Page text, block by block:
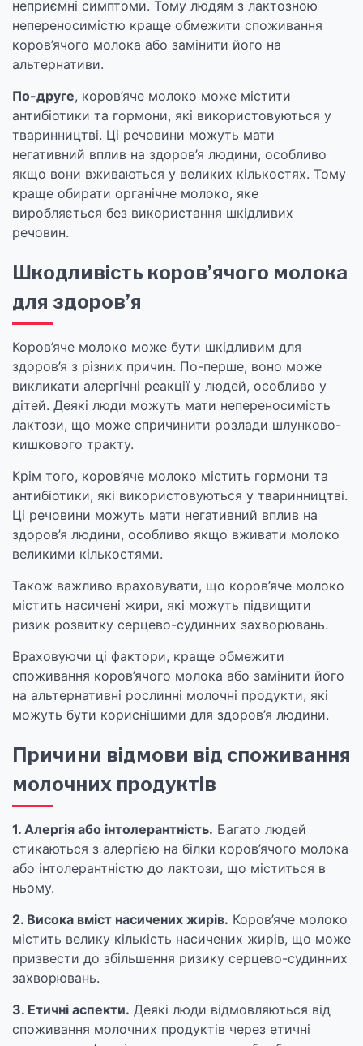
неприємні симптоми. Тому людям з лактозною
непереносимістю краще обмежити споживання
коров’ячого молока або замінити його на
альтернативи.
По-друге, коров’яче молоко може містити
антибіотики та гормони, які використовуються у
тваринництві. Ці речовини можуть мати
негативний вплив на здоров’я людини, особливо
якщо вони вживаються у великих кількостях. Тому
краще обирати органічне молоко, яке
виробляється без використання шкідливих
речовин.
Шкодливість коров’ячого молока
для здоров’я
Коров’яче молоко може бути шкідливим для
здоров’я з різних причин. По-перше, воно може
викликати алергічні реакції у людей, особливо у
дітей. Деякі люди можуть мати непереносимість
лактози, що може спричинити розлади шлунково-
кишкового тракту.
Крім того, коров’яче молоко містить гормони та
антибіотики, які використовуються у тваринництві.
Ці речовини можуть мати негативний вплив на
здоров’я людини, особливо якщо вживати молоко
великими кількостями.
Також важливо враховувати, що коров’яче молоко
містить насичені жири, які можуть підвищити
ризик розвитку серцево-судинних захворювань.
Враховуючи ці фактори, краще обмежити
споживання коров’ячого молока або замінити його
на альтернативні рослинні молочні продукти, які
можуть бути кориснішими для здоров’я людини.
Причини відмови від споживання
молочних продуктів
1. Алергія або інтолерантність. Багато людей
стикаються з алергією на білки коров’ячого молока
або інтолерантністю до лактози, що міститься в
ньому.
2. Висока вміст насичених жирів. Коров’яче молоко
містить велику кількість насичених жирів, що може
призвести до збільшення ризику серцево-судинних
захворювань.
3. Етичні аспекти. Деякі люди відмовляються від
споживання молочних продуктів через етичні